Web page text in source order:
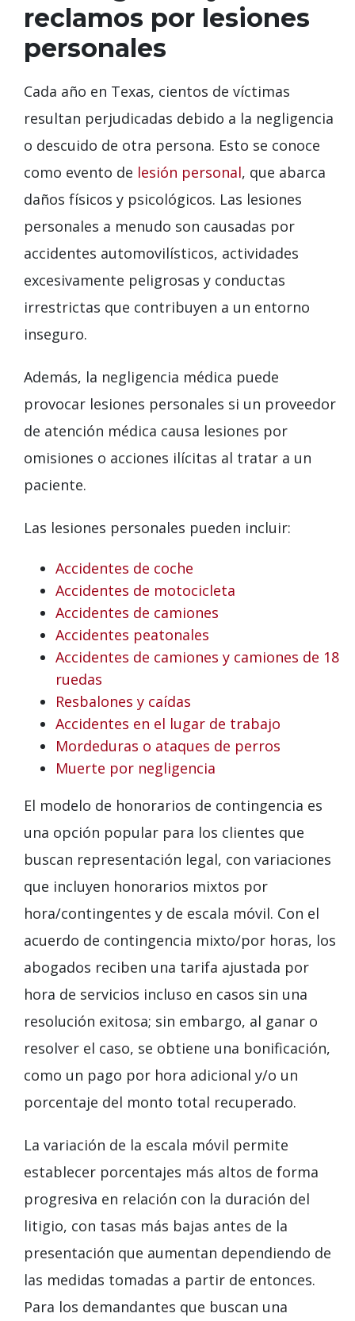
reclamos por lesiones
personales
Cada año en Texas, cientos de víctimas
resultan perjudicadas debido a la negligencia
o descuido de otra persona. Esto se conoce
como evento de lesión personal, que abarca
daños físicos y psicológicos. Las lesiones
personales a menudo son causadas por
accidentes automovilísticos, actividades
excesivamente peligrosas y conductas
irrestrictas que contribuyen a un entorno
inseguro.
Además, la negligencia médica puede
provocar lesiones personales si un proveedor
de atención médica causa lesiones por
omisiones o acciones ilícitas al tratar a un
paciente.
Las lesiones personales pueden incluir:
Accidentes de coche
Accidentes de motocicleta
Accidentes de camiones
Accidentes peatonales
Accidentes de camiones y camiones de 18
ruedas
Resbalones y caídas
Accidentes en el lugar de trabajo
Mordeduras o ataques de perros
Muerte por negligencia
El modelo de honorarios de contingencia es
una opción popular para los clientes que
buscan representación legal, con variaciones
que incluyen honorarios mixtos por
hora/contingentes y de escala móvil. Con el
acuerdo de contingencia mixto/por horas, los
abogados reciben una tarifa ajustada por
hora de servicios incluso en casos sin una
resolución exitosa; sin embargo, al ganar o
resolver el caso, se obtiene una bonificación,
como un pago por hora adicional y/o un
porcentaje del monto total recuperado.
La variación de la escala móvil permite
establecer porcentajes más altos de forma
progresiva en relación con la duración del
litigio, con tasas más bajas antes de la
presentación que aumentan dependiendo de
las medidas tomadas a partir de entonces.
Para los demandantes que buscan una